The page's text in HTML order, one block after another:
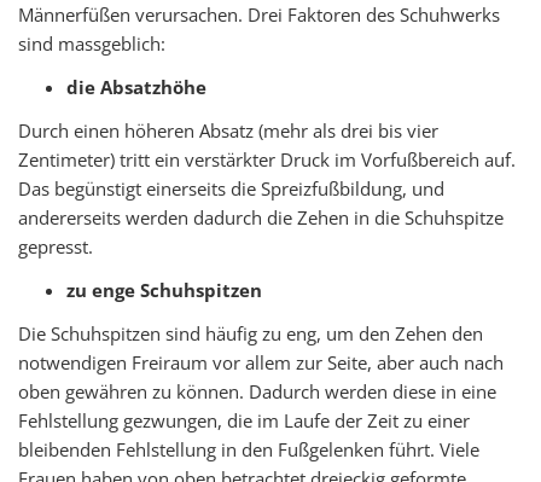
Männerfüßen verursachen. Drei Faktoren des Schuhwerks
sind massgeblich:
die Absatzhöhe
Durch einen höheren Absatz (mehr als drei bis vier
Zentimeter) tritt ein verstärkter Druck im Vorfußbereich auf.
Das begünstigt einerseits die Spreizfußbildung, und
andererseits werden dadurch die Zehen in die Schuhspitze
gepresst.
zu enge Schuhspitzen
Die Schuhspitzen sind häufig zu eng, um den Zehen den
notwendigen Freiraum vor allem zur Seite, aber auch nach
oben gewähren zu können. Dadurch werden diese in eine
Fehlstellung gezwungen, die im Laufe der Zeit zu einer
bleibenden Fehlstellung in den Fußgelenken führt. Viele